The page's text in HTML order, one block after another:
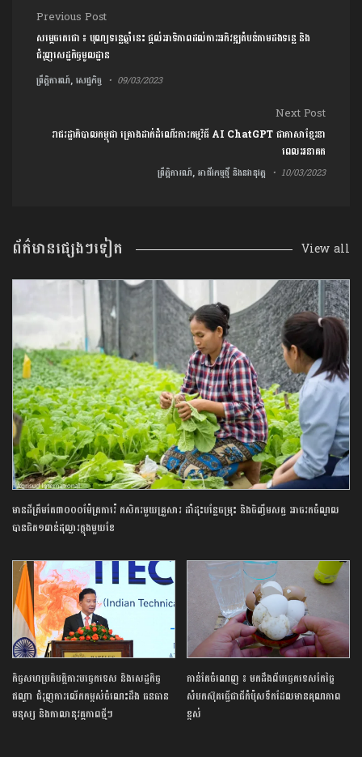
Post navigation
Previous Post
សម្ដេចតេជោ ៖ បុណ្យទន្លេឆ្នាំនេះ ផ្ដល់អាទិភាពដល់ការអភិវឌ្ឍតំបន់តាមដងទន្លេ និង
ជំរុញសេដ្ឋកិច្ចមូលដ្ឋាន
ព្រឹត្តិការណ៍, សេដ្ឋកិច្ច 09/03/2023
Next Post
រាជរដ្ឋាភិបាលកម្ពុជា គ្រោងដាក់ដំណើរការកម្មវិធី AI ChatGPT ជាភាសាខ្មែរនា
ពេលអនាគត
ព្រឹត្តិការណ៍, អាជីវកម្មថ្មី និងនវានុវត្ត 10/03/2023
ព័ត៌មានផ្សេងៗទៀត View all
មានដីត្រឹមតែ៣០០០ម៉ែត្រការ៉េ កសិករ​មួយគ្រួសារ ដាំដុះ​បន្លែចម្រុះ និងចិញ្ចឹម​សត្វ អាច​រក​ចំណូល
បានជិត​១ពាន់​ដុល្លារ​ក្នុងមួយខែ
កិច្ចសហប្រតិបត្តិការបច្ចេកទេស និងសេដ្ឋកិច្ច
ឥណ្ឌា ជំរុញការលើកកម្ពស់ចំណេះដឹង ធនធាន
មនុស្ស និងកាលានុវត្តភាពថ្មីៗ
កាន់តែចំណេញ ៖ មកដឹងពីបច្ចេកទេសកែច្នៃ
សំបកស៊ុតធ្វើជាជីកំប៉ុសទឹកដែលមានគុណភាព
ខ្ពស់